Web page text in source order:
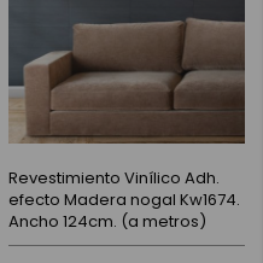
Revestimiento Vinílico Adh.
efecto Madera nogal Kw1674.
Ancho 124cm. (a metros)